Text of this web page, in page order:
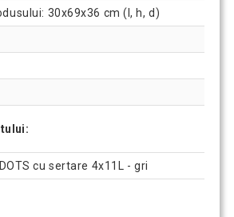
30x69x36 cm (l, h, d)
cu sertare 4x11L - gri